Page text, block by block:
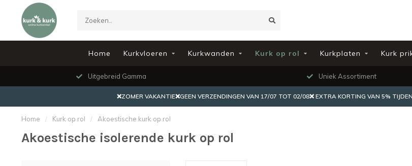
Home Kurkvloeren Kurkwanden Kurk op rol Kurkplaten Kurk
Uitgebreid Gamma Uniek Assortiment
❌ZOMER VAKANTIE❌GEEN VERZENDINGEN VAN 17/07 TOT 02/08❌ EXTRA KORTING VAN 5%
Home / Kurk op rol / Akoestische kurk op rol
Akoestische isolerende kurk op rol